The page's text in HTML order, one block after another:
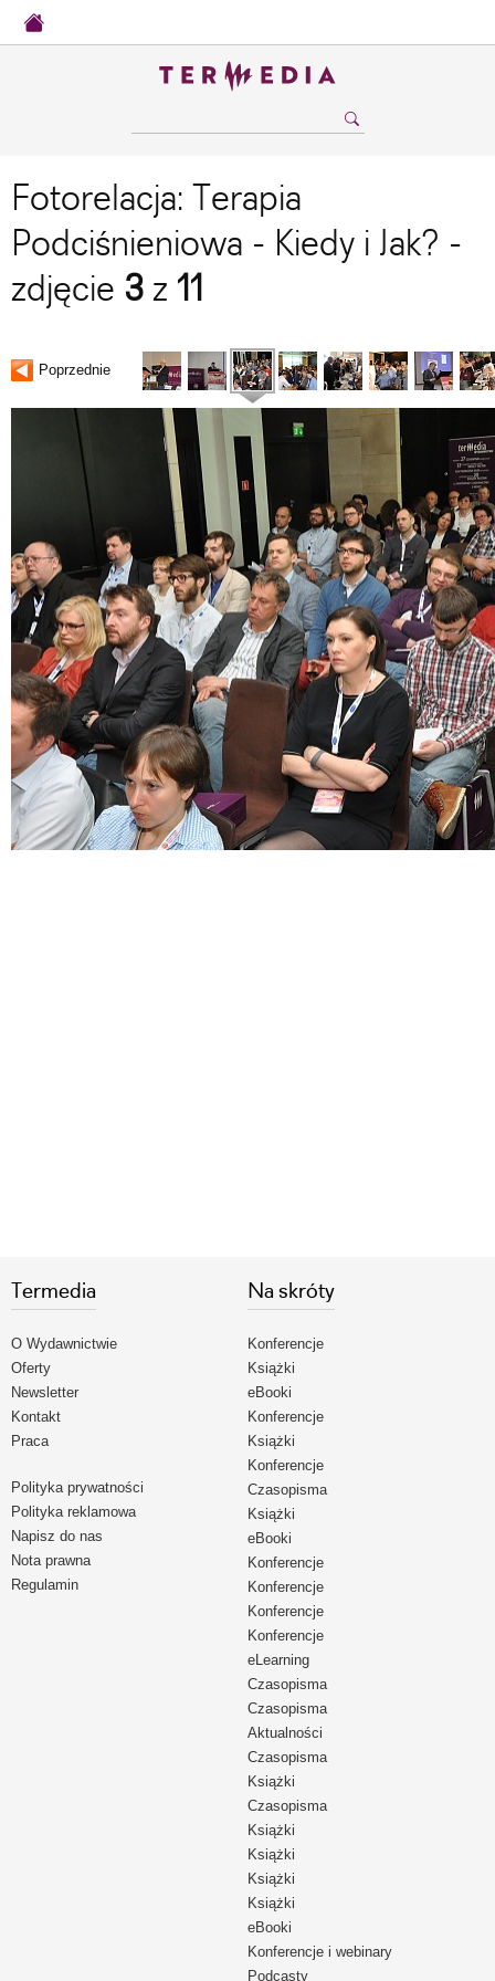
Fotorelacja: Terapia
Podciśnieniowa - Kiedy i Jak? -
zdjęcie 3 z 11
Poprzednie
Termedia
O Wydawnictwie
Oferty
Newsletter
Kontakt
Praca
Polityka prywatności
Polityka reklamowa
Napisz do nas
Nota prawna
Regulamin
Na skróty
Konferencje
Książki
eBooki
Konferencje
Książki
Konferencje
Czasopisma
Książki
eBooki
Konferencje
Konferencje
Konferencje
Konferencje
eLearning
Czasopisma
Czasopisma
Aktualności
Czasopisma
Książki
Czasopisma
Książki
Książki
Książki
Książki
eBooki
Konferencje i webinary
Podcasty